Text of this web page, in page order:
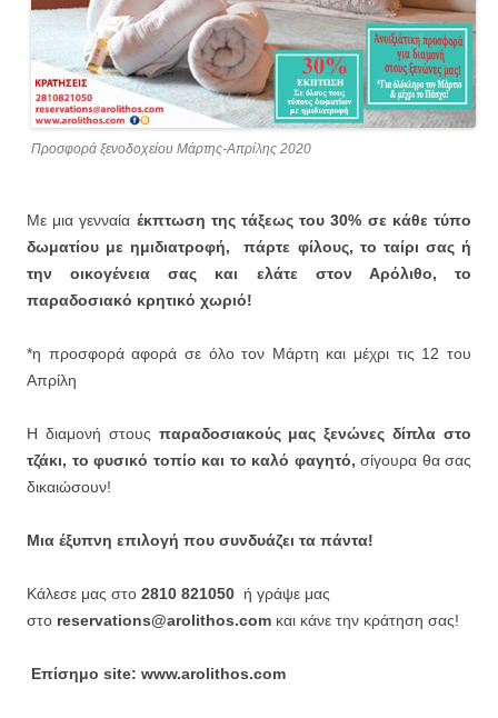
Προσφορά ξενοδοχείου Μάρτης-Απρίλης 2020
Με μια γενναία έκπτωση της τάξεως του 30% σε κάθε τύπο
δωματίου με ημιδιατροφή,
πάρτε φίλους, το ταίρι σας ή
την οικογένεια σας και ελάτε στον Αρόλιθο, το
παραδοσιακό κρητικό χωριό!
*η προσφορά αφορά σε όλο τον Μάρτη και μέχρι τις 12 του
Απρίλη
Η διαμονή στους παραδοσιακούς μας ξενώνες δίπλα στο
τζάκι, το φυσικό τοπίο και το καλό φαγητό, σίγουρα θα σας
δικαιώσουν!
Μια έξυπνη επιλογή που συνδυάζει τα πάντα!
Κάλεσε μας στο 2810 821050 ή γράψε μας
στο reservations@arolithos.com και κάνε την κράτηση σας!
Επίσημο site: www.arolithos.com